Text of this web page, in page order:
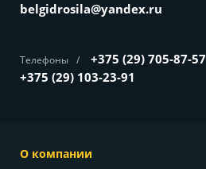
О компании
belgidrosila@yandex.ru
Телефоны / +375 (29) 705-87-57
+375 (29) 103-23-91